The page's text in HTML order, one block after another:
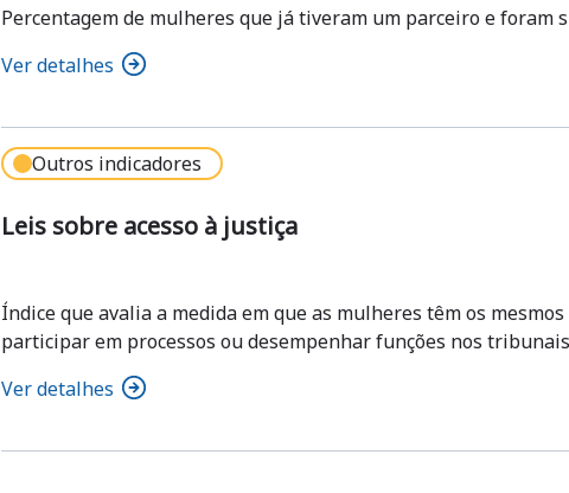
Percentagem de mulheres que já tiveram um parceiro e foram
Ver detalhes
Outros indicadores
Leis sobre acesso à justiça
Índice que avalia a medida em que as mulheres têm os
participar em processos ou desempenhar funções nos
Ver detalhes